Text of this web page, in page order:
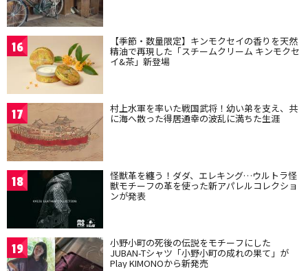
16 【季節・数量限定】キンモクセイの香りを天然
精油で再現した「スチームクリーム キンモクセ
イ&茶」新登場
17 村上水軍を率いた戦国武将！幼い弟を支え、共
に海へ散った得居通幸の波乱に満ちた生涯
18 怪獣革を纏う！ダダ、エレキング…ウルトラ怪
獣モチーフの革を使った新アパレルコレクショ
ンが発表
19 小野小町の死後の伝説をモチーフにした
JUBAN-Tシャツ「小野小町の成れの果て」が
Play KIMONOから新発売